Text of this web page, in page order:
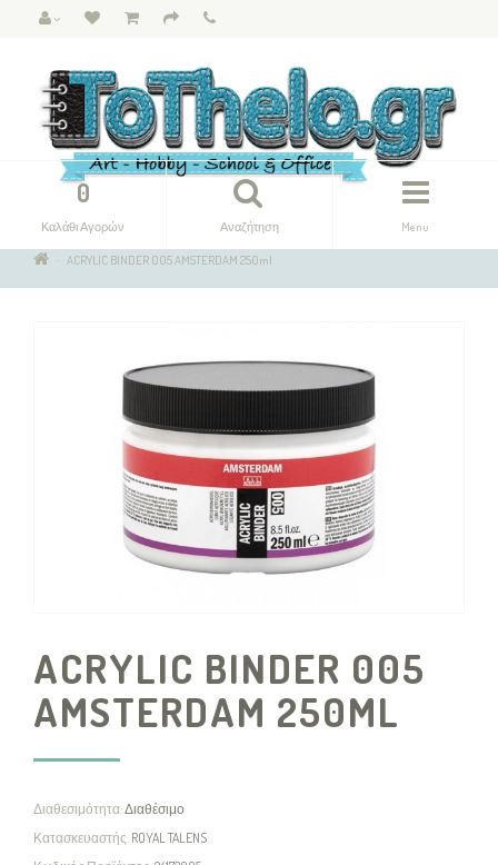
Menu
Αναζήτηση
0
Καλάθι Αγορών
ACRYLIC BINDER 005 AMSTERDAM 250ml
ACRYLIC BINDER 005
AMSTERDAM 250ML
Διαθεσιμότητα:Διαθέσιμο
Κατασκευαστής: ROYAL TALENS